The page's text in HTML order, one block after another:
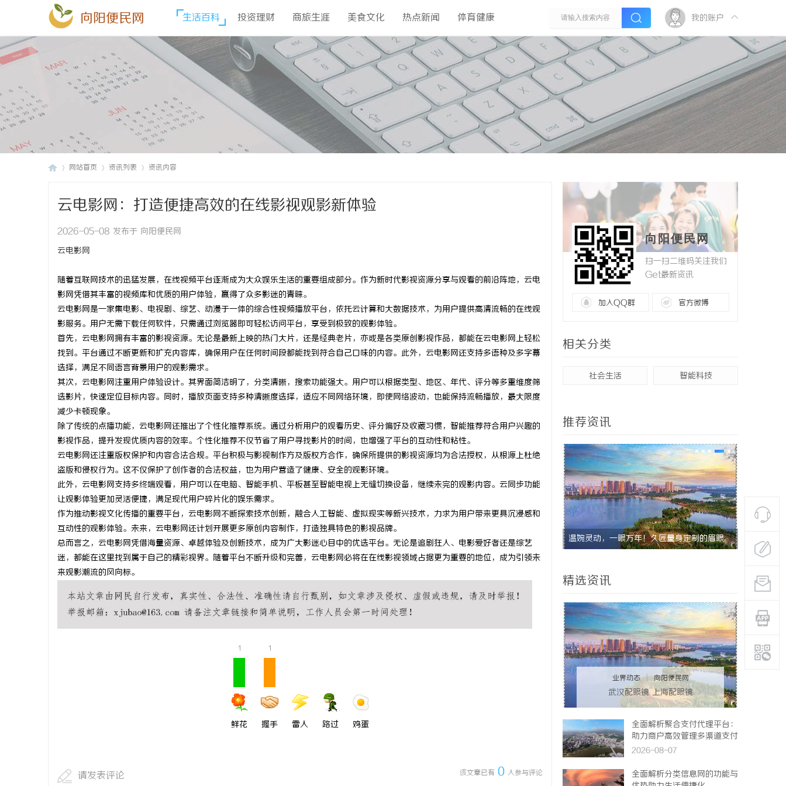
向阳便民网 生活百科 投资理财 商旅生涯 美食文化 热点新闻 体育健康 我的账户
网站首页 资讯列表 资讯内容
云电影网：打造便捷高效的在线影视观影新体验
2026-05-08 发布于 向阳便民网
云电影网
随着互联网技术的迅猛发展，在线视频平台逐渐成为大众娱乐生活的重要组成部分。作为新时代影视资源分享与观看的前沿阵地，云电
影网凭借其丰富的视频库和优质的用户体验，赢得了众多影迷的青睐。
云电影网是一家集电影、电视剧、综艺、动漫于一体的综合性视频播放平台，依托云计算和大数据技术，为用户提供高清流畅的在线观
影服务。用户无需下载任何软件，只需通过浏览器即可轻松访问平台，享受到极致的观影体验。
首先，云电影网拥有丰富的影视资源。无论是最新上映的热门大片，还是经典老片，亦或是各类原创影视作品，都能在云电影网上轻松
找到。平台通过不断更新和扩充内容库，确保用户在任何时间段都能找到符合自己口味的内容。此外，云电影网还支持多语种及多字幕
选择，满足不同语言背景用户的观影需求。
其次，云电影网注重用户体验设计。其界面简洁明了，分类清晰，搜索功能强大。用户可以根据类型、地区、年代、评分等多重维度筛
选影片，快速定位目标内容。同时，播放页面支持多种清晰度选择，适应不同网络环境，即使网络波动，也能保持流畅播放，最大限度
减少卡顿现象。
除了传统的点播功能，云电影网还推出了个性化推荐系统。通过分析用户的观看历史、评分偏好及收藏习惯，智能推荐符合用户兴趣的
影视作品，提升发现优质内容的效率。个性化推荐不仅节省了用户寻找影片的时间，也增强了平台的互动性和粘性。
云电影网还注重版权保护和内容合法合规。平台积极与影视制作方及版权方合作，确保所提供的影视资源均为合法授权，从根源上杜绝
盗版和侵权行为。这不仅保护了创作者的合法权益，也为用户营造了健康、安全的观影环境。
此外，云电影网支持多终端观看，用户可以在电脑、智能手机、平板甚至智能电视上无缝切换设备，继续未完的观影内容。云同步功能
让观影体验更加灵活便捷，满足现代用户碎片化的娱乐需求。
作为推动影视文化传播的重要平台，云电影网不断探索技术创新，融合人工智能、虚拟现实等新兴技术，力求为用户带来更具沉浸感和
互动性的观影体验。未来，云电影网还计划开展更多原创内容制作，打造独具特色的影视品牌。
总而言之，云电影网凭借海量资源、卓越体验及创新技术，成为广大影迷心目中的优选平台。无论是追剧狂人、电影爱好者还是综艺
迷，都能在这里找到属于自己的精彩视界。随着平台不断升级和完善，云电影网必将在在线影视领域占据更为重要的地位，成为引领未
来观影潮流的风向标。
1
鲜花
1
握手 雷人 路过 鸡蛋
该文章已有 0 人参与评论
请发表评论
向阳便民网
扫一扫二维码关注我们
Get最新资讯
加入QQ群 官方微博
相关分类
社会生活 智能科技
推荐资讯
武汉配眼镜 上海配眼镜 武汉配眼镜 上海配眼镜 温婉灵动，一眼万年！久匠量身定制的眉眼
唇，才是你整张脸的点睛之笔！淡颜系女生的
气质加分项
武汉配眼镜 上海配眼镜
精选资讯
业界动态 | 向阳便民网
武汉配眼镜 上海配眼镜
全面解析聚合支付代理平台：
助力商户高效管理多渠道支付
2026-08-07
全面解析分类信息网的功能与